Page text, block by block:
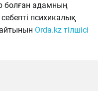
болған адамның
психикалық
Orda.kz тілшісі